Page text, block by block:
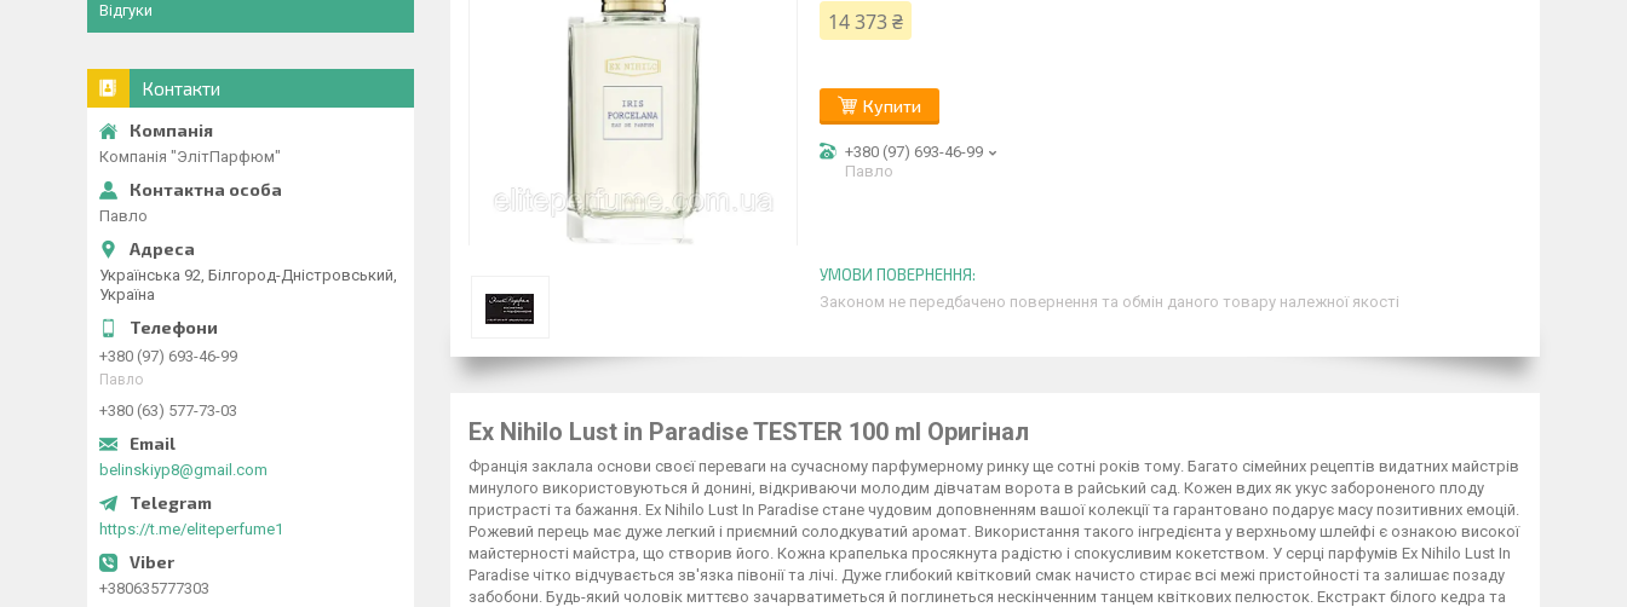
14 373 ₴
Купити
+380 (97) 693-46-99
Павло
Законом не передбачено повернення та обмін даного товару належної якості
Ex Nihilo Lust in Paradise TESTER 100 ml Оригінал
Франція заклала основи своєї переваги на сучасному парфумерному ринку ще сотні років тому. Багато сімейних рецептів видатних майстрів
минулого використовуються й донині, відкриваючи молодим дівчатам ворота в райський сад. Кожен вдих як укус забороненого плоду
пристрасті та бажання. Ex Nihilo Lust In Paradise стане чудовим доповненням вашої колекції та гарантовано подарує масу позитивних емоцій.
Рожевий перець має дуже легкий і приємний солодкуватий аромат. Використання такого інгредієнта у верхньому шлейфі є ознакою високої
майстерності майстра, що створив його. Кожна крапелька просякнута радістю і спокусливим кокетством. У серці парфумів Ex Nihilo Lust In
Paradise чітко відчувається зв'язка півонії та лічі. Дуже глибокий квітковий смак начисто стирає всі межі пристойності та залишає позаду
забобони. Будь-який чоловік миттєво зачарватиметься й поглинеться нескінченним танцем квіткових пелюсток. Екстракт білого кедра та
Відгуки
Контакти
Компанія "ЭлітПарфюм"
Павло
Українська 92, Білгород-Дністровський,
Україна
+380 (97) 693-46-99
Павло
+380 (63) 577-73-03
belinskiyp8@gmail.com
https://t.me/eliteperfume1
+380635777303